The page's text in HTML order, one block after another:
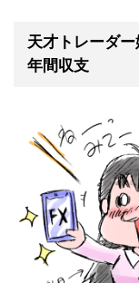
天才トレーダ
年間収支